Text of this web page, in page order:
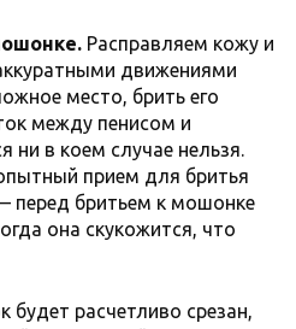
Расправляем кожу и
движениями
место, брить его
между пенисом и
ни в коем случае нельзя.
прием для бритья
перед бритьем к мошонке
она скукожится, что
будет расчетливо срезан,